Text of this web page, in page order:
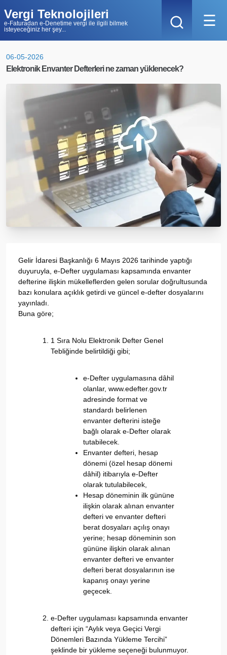
Vergi Teknolojileri
e-Faturadan e-Denetime vergi ile ilgili bilmek
isteyeceğiniz her şey...
☰
06-05-2026
Elektronik Envanter Defterleri ne zaman yüklenecek?
Gelir İdaresi Başkanlığı 6 Mayıs 2026 tarihinde yaptığı
duyuruyla, e-Defter uygulaması kapsamında envanter
defterine ilişkin mükelleflerden gelen sorular doğrultusunda
bazı konulara açıklık getirdi ve güncel e-defter dosyalarını
yayınladı.
Buna göre;
1 Sıra Nolu Elektronik Defter Genel
Tebliğinde belirtildiği gibi;
e-Defter uygulamasına dâhil
olanlar, www.edefter.gov.tr
adresinde format ve
standardı belirlenen
envanter defterini isteğe
bağlı olarak e-Defter olarak
tutabilecek.
Envanter defteri, hesap
dönemi (özel hesap dönemi
dâhil) itibarıyla e-Defter
olarak tutulabilecek,
Hesap döneminin ilk gününe
ilişkin olarak alınan envanter
defteri ve envanter defteri
berat dosyaları açılış onayı
yerine; hesap döneminin son
gününe ilişkin olarak alınan
envanter defteri ve envanter
defteri berat dosyalarının ise
kapanış onayı yerine
geçecek.
e-Defter uygulaması kapsamında envanter
defteri için “Aylık veya Geçici Vergi
Dönemleri Bazında Yükleme Tercihi”
şeklinde bir yükleme seçeneği bulunmuyor.